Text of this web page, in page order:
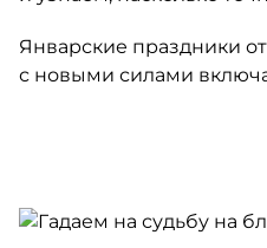
Январские праздники
с новыми силами